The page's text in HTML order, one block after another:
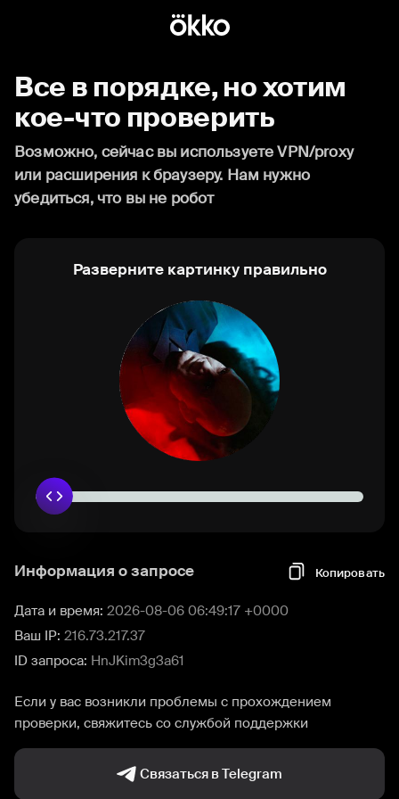
Все в порядке, но хотим
кое-что проверить
Возможно, сейчас вы используете VPN/proxy
или расширения к браузеру. Нам нужно
убедиться, что вы не робот
Разверните картинку правильно
Информация о запросе Копировать
Дата и время: 2026-08-06 06:49:17 +0000
Ваш IP: 216.73.217.37
ID запроса: HnJKim3g3a61
Если у вас возникли проблемы с прохождением
проверки, свяжитесь со службой поддержки
Связаться в Telegram